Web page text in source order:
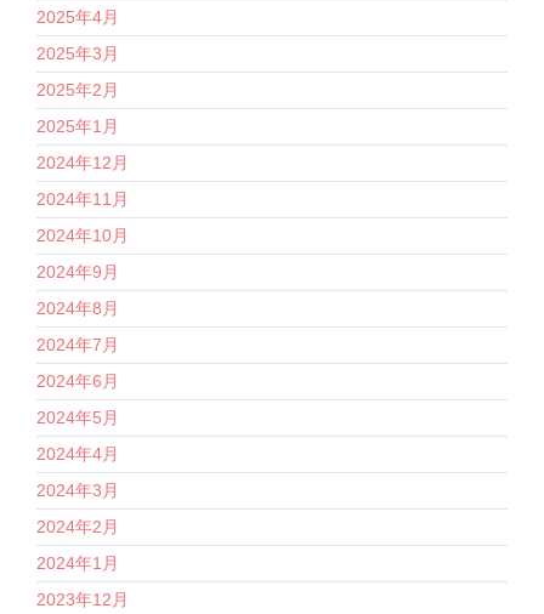
2025年4月
2025年3月
2025年2月
2025年1月
2024年12月
2024年11月
2024年10月
2024年9月
2024年8月
2024年7月
2024年6月
2024年5月
2024年4月
2024年3月
2024年2月
2024年1月
2023年12月